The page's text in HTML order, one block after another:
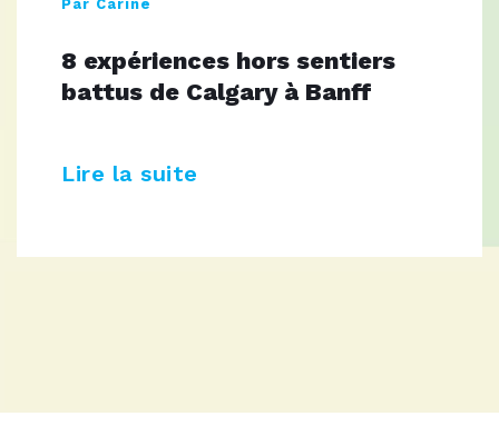
Par Carine
8 expériences hors sentiers
battus de Calgary à Banff
Lire la suite